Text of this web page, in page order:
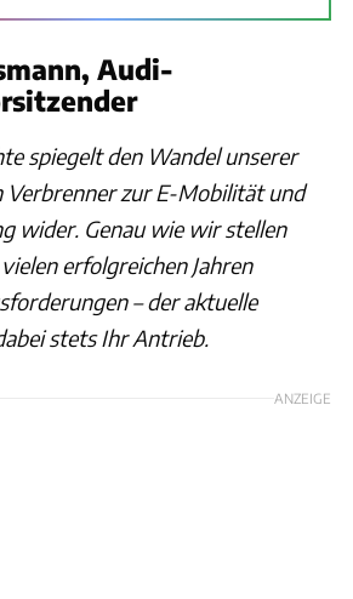
Audi-
spiegelt den Wandel unserer
Verbrenner zur E-Mobilität und
wider. Genau wie wir stellen
erfolgreichen Jahren
– der aktuelle
stets Ihr Antrieb.
ANZEIGE